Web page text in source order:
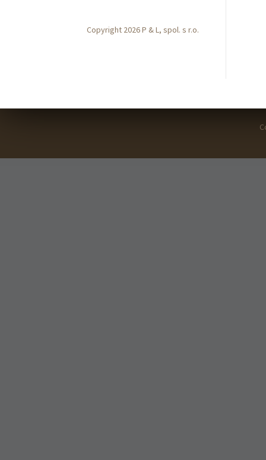
Copyright 2026 P & L, spol. s r.o.